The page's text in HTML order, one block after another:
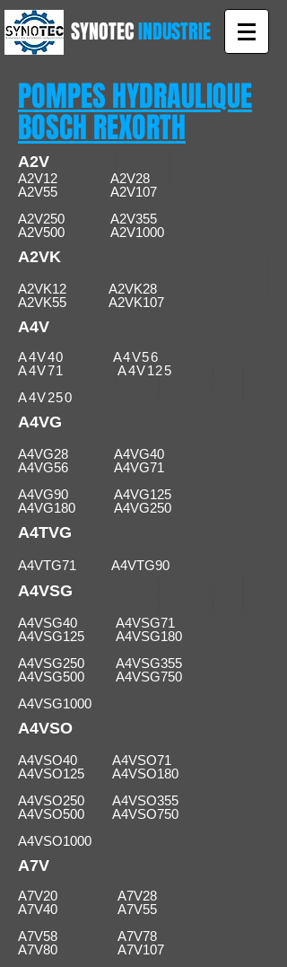
SYNOTECINDUSTRIE
POMPES HYDRAULIQUE
BOSCH REXORTH
A2V
A2V12 A2V28
A2V55 A2V107
A2V250 A2V355
A2V500 A2V1000
A2VK
A2VK12 A2VK28
A2VK55 A2VK107
A4V
A4V40 A4V56
A4V71 A4V125
A4V250
A4VG
A4VG28 A4VG40
A4VG56 A4VG71
A4VG90 A4VG125
A4VG180 A4VG250
A4TVG
A4VTG71 A4VTG90
A4VSG
A4VSG40 A4VSG71
A4VSG125 A4VSG180
A4VSG250 A4VSG355
A4VSG500 A4VSG750
A4VSG1000
A4VSO
A4VSO40 A4VSO71
A4VSO125 A4VSO180
A4VSO250 A4VSO355
A4VSO500 A4VSO750
A4VSO1000
A7V
A7V20 A7V28
A7V40 A7V55
A7V58 A7V78
A7V80 A7V107